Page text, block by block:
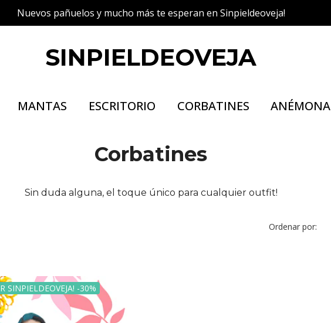
Nuevos pañuelos y mucho más te esperan en Sinpieldeoveja!
SINPIELDEOVEJA
MANTAS ESCRITORIO CORBATINES ANÉMONA
Corbatines
Sin duda alguna, el toque único para cualquier outfit!
Ordenar por:
SINPIELDEOVEJA! -30%